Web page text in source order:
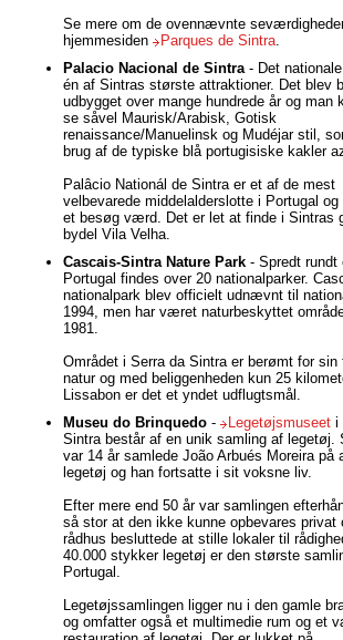
Se mere om de ovennævnte
hjemmesiden Parques de Sintra.
Palacio Nacional de Sintra- Det
én af Sintras største attraktioner. Det blev
udbygget over mange hundrede år og man
se såvel Maurisk/Arabisk, Gotisk
renaissance/Manuelinsk og Mudéjar stil,
brug af de typiske blå portugisiske kakler
Palâcio Nationál de Sintra er et af de mest
velbevarede middelalderslotte i Portugal
et besøg værd. Det er let at finde i Sintras
bydel Vila Velha.
Cascais-Sintra Nature Park - Spredt rundt
Portugal findes over 20 nationalparker.
nationalpark blev officielt udnævnt til
1994, men har været naturbeskyttet
1981.
Området i Serra da Sintra er berømt for
natur og med beliggenheden kun 25
Lissabon er det et yndet udflugtsmål.
Museu do Brinquedo - Legetøjsmuseet i
Sintra består af en unik samling af legetøj.
var 14 år samlede João Arbués Moreira på
legetøj og han fortsatte i sit voksne liv.
Efter mere end 50 år var samlingen
så stor at den ikke kunne opbevares privat
rådhus besluttede at stille lokaler til
40.000 stykker legetøj er den største
Portugal.
Legetøjssamlingen ligger nu i den gamle
og omfatter også et multimedie rum og et